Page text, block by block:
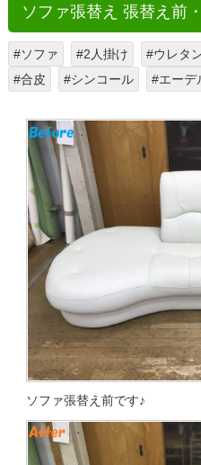
ソファ張替え 張替え前
#ソファ #2人掛け #ウレタ
#合皮
#シンコール #エーデ
ソファ張替え前です♪